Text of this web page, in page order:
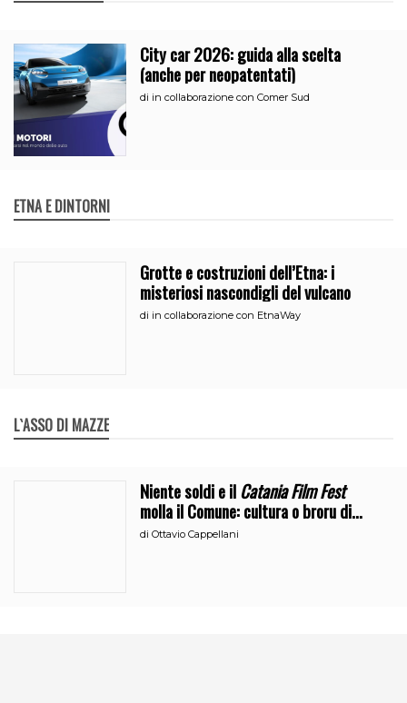
City car 2026: guida alla scelta
(anche per neopatentati)
di in collaborazione con Comer Sud
ETNA E DINTORNI
Grotte e costruzioni dell’Etna: i
misteriosi nascondigli del vulcano
di in collaborazione con EtnaWay
L`ASSO DI MAZZE
Niente soldi e ilCatania Film Fest
molla il Comune: cultura o broru di
ciciri?
diOttavio Cappellani